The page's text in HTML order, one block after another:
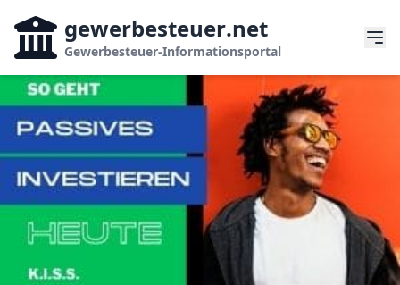
gewerbesteuer.net
Gewerbesteuer-Informationsportal